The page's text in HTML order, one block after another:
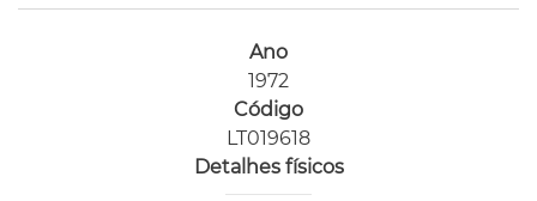
Ano
1972
Código
LT019618
Detalhes físicos